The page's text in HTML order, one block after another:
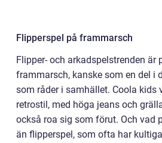
Flipperspel på frammarsch
Flipper- och arkadspelstrenden är
frammarsch, kanske som en del i
som råder i samhället. Coola kids
retrostil, med höga jeans och
också roa sig som förut. Och vad
än flipperspel, som ofta har